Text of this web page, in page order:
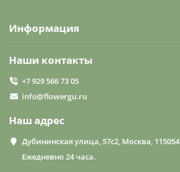
Информация
Наши контакты
+7 929 566 73 05
info@flowergu.ru
Наш адрес
Дубининская улица, 57с2, Москва, 115054
Ежедневно 24 часа.